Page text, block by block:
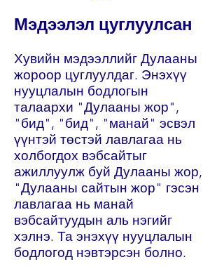
Мэдээлэл цуглуулсан
Хувийн мэдээллийг Дулааны
жороор цуглуулдаг. Энэхүү
нууцлалын бодлогын
талаархи "Дулааны жор",
"бид", "бид", "манай" эсвэл
үүнтэй төстэй лавлагаа нь
холбогдох вэбсайтыг
ажиллуулж буй Дулааны жор,
"Дулааны сайтын жор" гэсэн
лавлагаа нь манай
вэбсайтуудын аль нэгийг
хэлнэ. Та энэхүү нууцлалын
бодлогод нэвтэрсэн болно.